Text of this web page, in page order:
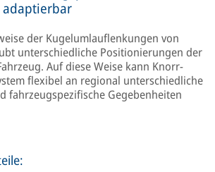
der Kugelumlauflenkungen von
unterschiedliche Positionierungen der
Auf diese Weise kann Knorr-
flexibel an regional unterschiedliche
fahrzeugspezifische Gegebenheiten